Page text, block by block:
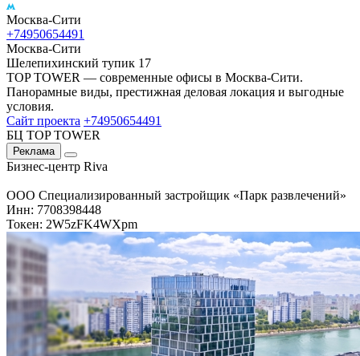
Москва-Сити
+74950654491
Москва-Сити
Шелепихинский тупик 17
TOP TOWER — современные офисы в Москва-Сити.
Панорамные виды, престижная деловая локация и выгодные
условия.
Сайт проекта +74950654491
БЦ TOP TOWER
Реклама
Бизнес-центр Riva
ООО Специализированный застройщик «Парк развлечений»
Инн: 7708398448
Токен: 2W5zFK4WXpm